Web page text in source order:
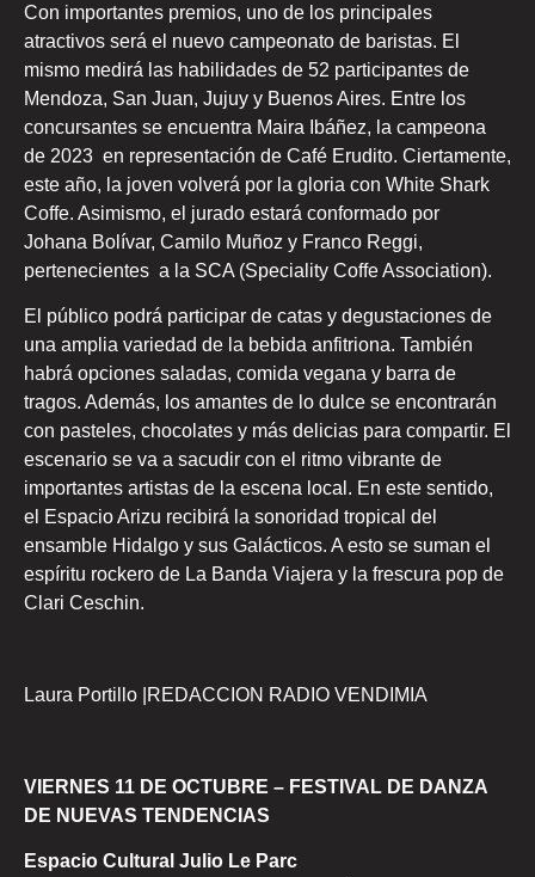
Con importantes premios, uno de los principales
atractivos será el nuevo campeonato de baristas. El
mismo medirá las habilidades de 52 participantes de
Mendoza, San Juan, Jujuy y Buenos Aires. Entre los
concursantes se encuentra Maira Ibáñez, la campeona
de 2023 en representación de Café Erudito. Ciertamente,
este año, la joven volverá por la gloria con White Shark
Coffe. Asimismo, el jurado estará conformado por
Johana Bolívar, Camilo Muñoz y Franco Reggi,
pertenecientes a la SCA (Speciality Coffe Association).
El público podrá participar de catas y degustaciones de
una amplia variedad de la bebida anfitriona. También
habrá opciones saladas, comida vegana y barra de
tragos. Además, los amantes de lo dulce se encontrarán
con pasteles, chocolates y más delicias para compartir. El
escenario se va a sacudir con el ritmo vibrante de
importantes artistas de la escena local. En este sentido,
el Espacio Arizu recibirá la sonoridad tropical del
ensamble Hidalgo y sus Galácticos. A esto se suman el
espíritu rockero de La Banda Viajera y la frescura pop de
Clari Ceschin.
Laura Portillo |REDACCION RADIO VENDIMIA
VIERNES 11 DE OCTUBRE – FESTIVAL DE DANZA
DE NUEVAS TENDENCIAS
Espacio Cultural Julio Le Parc